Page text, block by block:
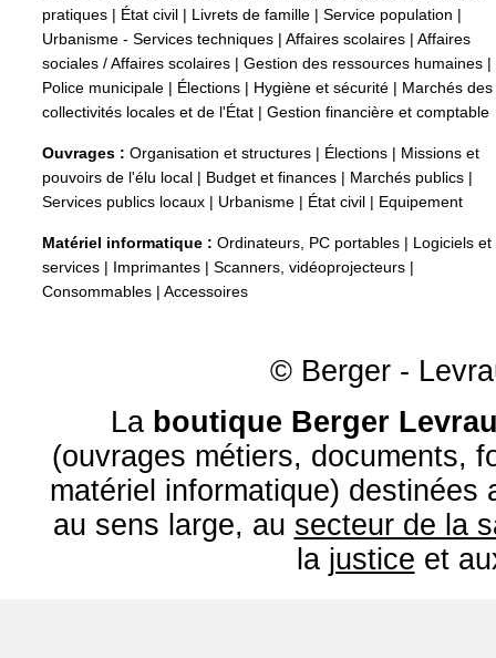
pratiques
État civil Livrets de famille Service population
Urbanisme - Services techniques
Affaires scolaires
Affaires
sociales / Affaires scolaires
Gestion des ressources humaines
Police municipale
Élections Hygiène et sécurité
Marchés des
collectivités locales et de l'État
Gestion financière et comptable
Ouvrages : Organisation et structures Élections
Missions et
pouvoirs de l'élu local
Budget et finances Marchés publics
Services publics locaux
Urbanisme État civil Equipement
Matériel informatique : Ordinateurs, PC portables
Logiciels et
services
Imprimantes Scanners, vidéoprojecteurs
Consommables
Accessoires
© Berger -
La boutique Berger
(ouvrages métiers, documents,
matériel informatique) destinées
au sens large, au secteur de la
la justice et